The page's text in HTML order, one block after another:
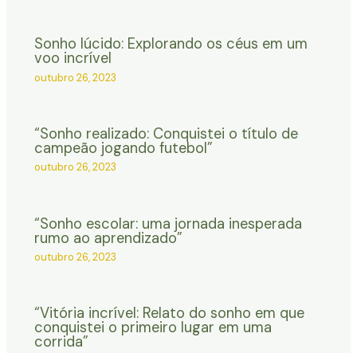
Sonho lúcido: Explorando os céus em um
voo incrível
outubro 26, 2023
“Sonho realizado: Conquistei o título de
campeão jogando futebol”
outubro 26, 2023
“Sonho escolar: uma jornada inesperada
rumo ao aprendizado”
outubro 26, 2023
“Vitória incrível: Relato do sonho em que
conquistei o primeiro lugar em uma
corrida”